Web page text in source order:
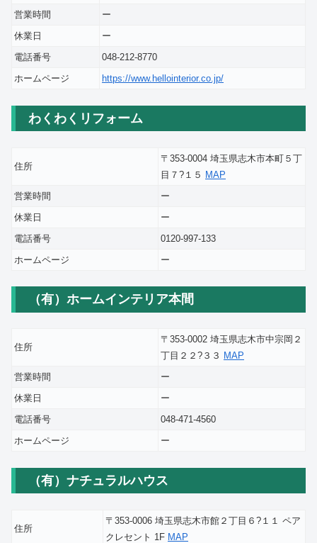
営業時間
ー
休業日
ー
電話番号
048-212-8770
ホームページ
https://www.hellointerior.co.jp/
わくわくリフォーム
住所
〒353-0004 埼玉県志木市本町５丁
目７?１５ MAP
営業時間
ー
休業日
ー
電話番号
0120-997-133
ホームページ
ー
（有）ホームインテリア本間
住所
〒353-0002 埼玉県志木市中宗岡２
丁目２２?３３ MAP
営業時間
ー
休業日
ー
電話番号
048-471-4560
ホームページ
ー
（有）ナチュラルハウス
住所
〒353-0006 埼玉県志木市館２丁目６?１１ ペア
クレセント 1F MAP